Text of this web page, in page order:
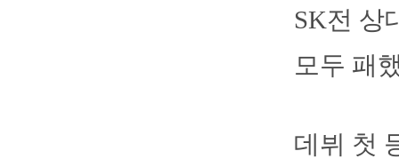
SK전 상
모두 패
데뷔 첫